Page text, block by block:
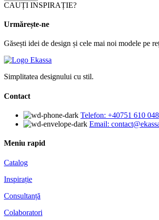
CAUȚI INSPIRAȚIE?
Urmărește-ne
Găsești idei de design și cele mai noi modele pe
Simplitatea designului cu stil.
Contact
Telefon: +40751 610 048
Email:
Meniu rapid
Catalog
Inspirație
Consultanță
Colaboratori